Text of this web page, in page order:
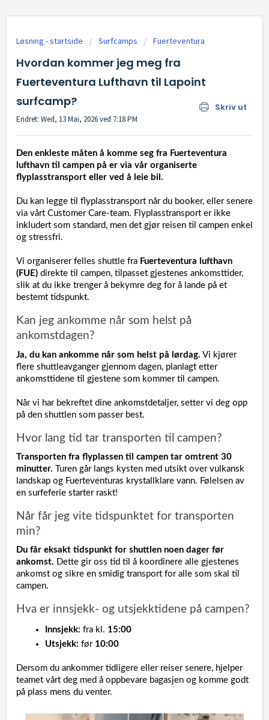
Løsning - startside Surfcamps Fuerteventura
Hvordan kommer jeg meg fra
Fuerteventura Lufthavn til Lapoint
surfcamp?
Skriv ut
Endret: Wed, 13 Mai, 2026 ved 7:18 PM
Den enkleste måten å komme seg fra Fuerteventura
lufthavn til campen på er via vår organiserte
flyplasstransport eller ved å leie bil.
Du kan legge til flyplasstransport når du booker, eller senere
via vårt Customer Care-team. Flyplasstransport er ikke
inkludert som standard, men det gjør reisen til campen enkel
og stressfri.
Vi organiserer felles shuttle fra Fuerteventura lufthavn
(FUE) direkte til campen, tilpasset gjestenes ankomsttider,
slik at du ikke trenger å bekymre deg for å lande på et
bestemt tidspunkt.
Kan jeg ankomme når som helst på
ankomstdagen?
Ja, du kan ankomme når som helst på lørdag. Vi kjører
flere shuttleavganger gjennom dagen, planlagt etter
ankomsttidene til gjestene som kommer til campen.
Når vi har bekreftet dine ankomstdetaljer, setter vi deg opp
på den shuttlen som passer best.
Hvor lang tid tar transporten til campen?
Transporten fra flyplassen til campen tar omtrent 30
minutter. Turen går langs kysten med utsikt over vulkansk
landskap og Fuerteventuras krystallklare vann. Følelsen av
en surfeferie starter raskt!
Når får jeg vite tidspunktet for transporten
min?
Du får eksakt tidspunkt for shuttlen noen dager før
ankomst. Dette gir oss tid til å koordinere alle gjestenes
ankomst og sikre en smidig transport for alle som skal til
campen.
Hva er innsjekk- og utsjekktidene på campen?
Innsjekk: fra kl. 15:00
Utsjekk: før 10:00
Dersom du ankommer tidligere eller reiser senere, hjelper
teamet vårt deg med å oppbevare bagasjen og komme godt
på plass mens du venter.